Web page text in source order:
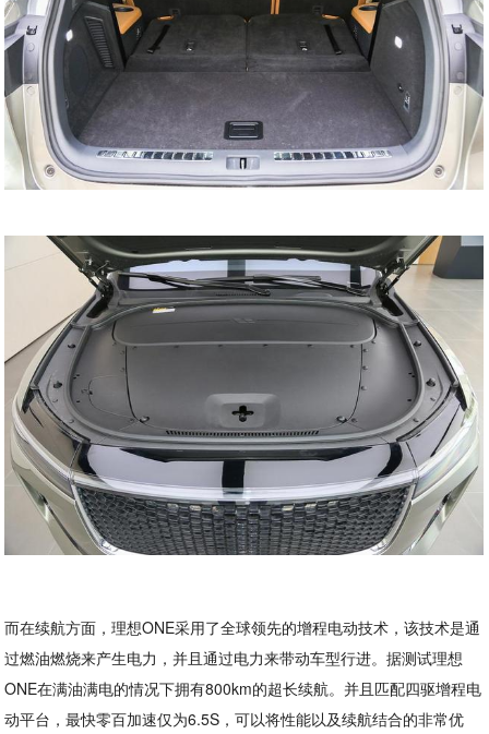
而在续航方面，理想ONE采用了全球领先的增程电动技术，该技术是通
过燃油燃烧来产生电力，并且通过电力来带动车型行进。据测试理想
ONE在满油满电的情况下拥有800km的超长续航。并且匹配四驱增程电
动平台，最快零百加速仅为6.5S，可以将性能以及续航结合的非常优